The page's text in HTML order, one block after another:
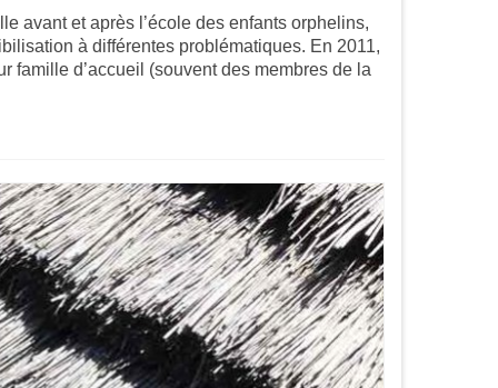
avant et après l’école des enfants orphelins,
à différentes problématiques. En 2011,
famille d’accueil (souvent des membres de la